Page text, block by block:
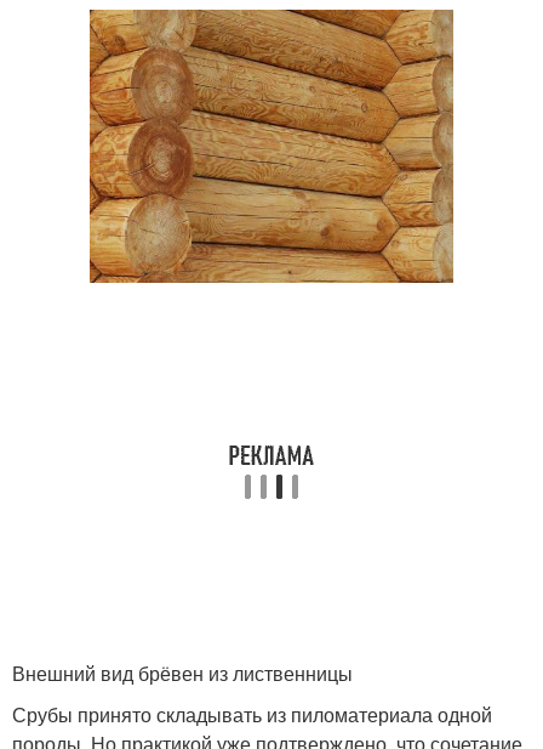
Внешний вид брёвен из лиственницы
Срубы принято складывать из пиломатериала одной